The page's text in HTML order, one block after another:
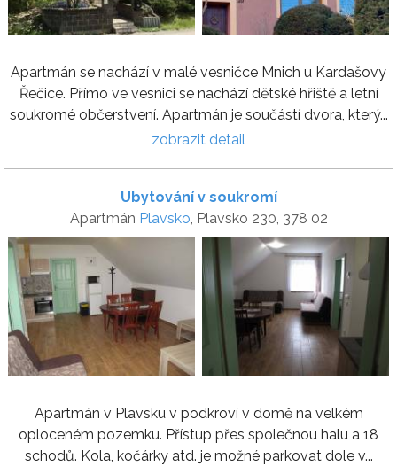
Apartmán se nachází v malé vesničce Mnich u Kardašovy
Řečice. Přímo ve vesnici se nachází dětské hřiště a letní
soukromé občerstvení. Apartmán je součástí dvora, který...
zobrazit detail
Ubytování v soukromí
Apartmán Plavsko, Plavsko 230, 378 02
Apartmán v Plavsku v podkroví v domě na velkém
oploceném pozemku. Přístup přes společnou halu a 18
schodů. Kola, kočárky atd. je možné parkovat dole v...